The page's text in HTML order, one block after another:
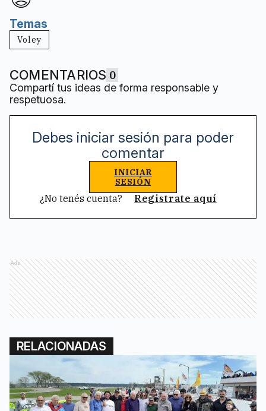
Temas
Voley
COMENTARIOS 0
Compartí tus ideas de forma responsable y
respetuosa.
Debes iniciar sesión para poder
comentar
INICIAR
SESIÓN
¿No tenés cuenta? Registrate aquí
Ads
RELACIONADAS